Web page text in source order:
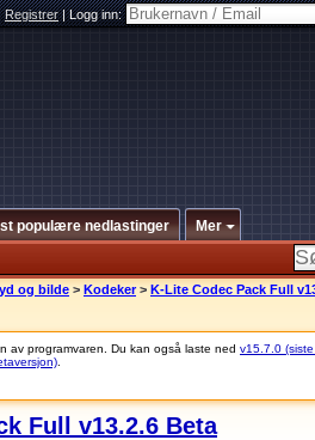
Registrer|Logg inn:
populære nedlastinger Mer
og bilde > Kodeker > K-Lite Codec Pack Full
av programvaren. Du kan også laste ned v15.7.0
Full v13.2.6 Beta